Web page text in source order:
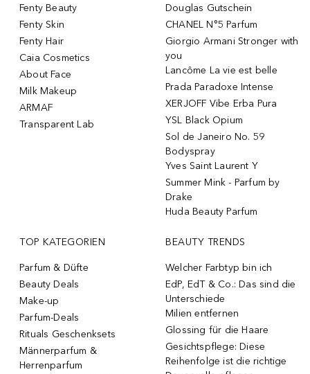
Fenty Beauty
Fenty Skin
Fenty Hair
Caia Cosmetics
About Face
Milk Makeup
ARMAF
Transparent Lab
Douglas Gutschein
CHANEL N°5 Parfum
Giorgio Armani Stronger with
you
Lancôme La vie est belle
Prada Paradoxe Intense
XERJOFF Vibe Erba Pura
YSL Black Opium
Sol de Janeiro No. 59
Bodyspray
Yves Saint Laurent Y
Summer Mink - Parfum by
Drake
Huda Beauty Parfum
TOP KATEGORIEN
Parfum & Düfte
Beauty Deals
Make-up
Parfum-Deals
Rituals Geschenksets
Männerparfum &
Herrenparfum
BEAUTY TRENDS
Welcher Farbtyp bin ich
EdP, EdT & Co.: Das sind die
Unterschiede
Milien entfernen
Glossing für die Haare
Gesichtspflege: Diese
Reihenfolge ist die richtige